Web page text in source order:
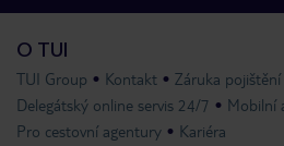
O TUI
TUI Group Kontakt
Záruka pojištění
Delegátský online servis 24/7
Mobilní
Pro cestovní agentury
Kariéra